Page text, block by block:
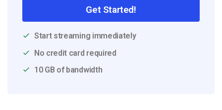
Get Started!
Start streaming immediately
No credit card required
10 GB of bandwidth